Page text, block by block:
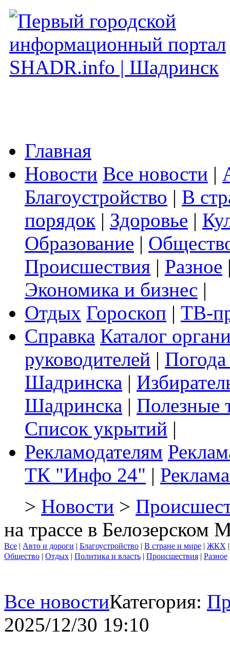
Главная
Новости Все новости |
Благоустройство | В
порядок | Здоровье |
Образование |
Происшествия | Разное
Экономика и бизнес |
Отдых Гороскоп | ТВ-
Справка Каталог
руководителей |
Шадринска |
Шадринска | Полезные
Список укрытий |
Рекламодателям
ТК "Инфо 24" |
> Новости >
на трассе в Белозерском
Все | Авто и дороги | Благоустройство | В стране и мире | ЖКХ
Общество | Отдых | Политика и власть | Происшествия | Разное
Все новостиКатегория:
2025/12/30 19:10